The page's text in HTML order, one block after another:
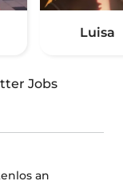
Luisa
Jobs
an